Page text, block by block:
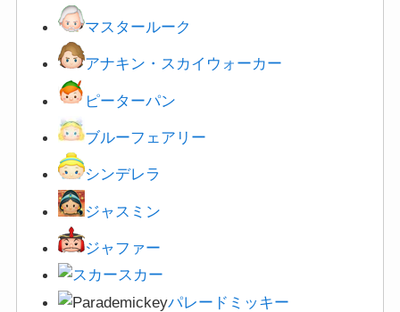
マスタールーク
アナキン・スカイウォーカー
ピーターパン
ブルーフェアリー
シンデレラ
ジャスミン
ジャファー
スカー
パレードミッキー